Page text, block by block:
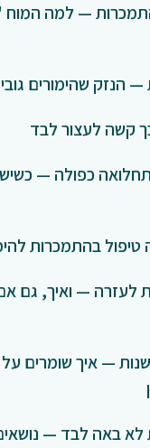
— למה
הנזק שהימורים
קשה לעצור לבד
כפולה —
טיפול בהתמכרות
לעזרה — ואיך, גם
— איך שומרים
באה לבד —